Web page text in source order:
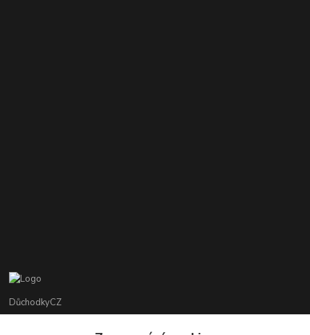
DůchodkyCZ